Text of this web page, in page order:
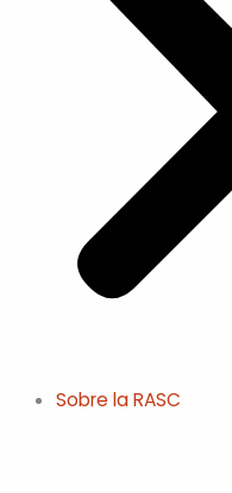
Sobre la RASC